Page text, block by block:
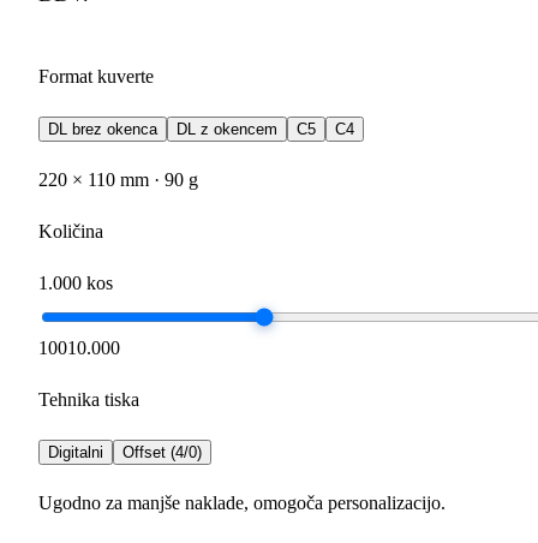
Format kuverte
DL brez okenca DL z okencem C5 C4
220 × 110 mm · 90 g
Količina
1.000 kos
10010.000
Tehnika tiska
Digitalni Offset (4/0)
Ugodno za manjše naklade, omogoča personalizacijo.